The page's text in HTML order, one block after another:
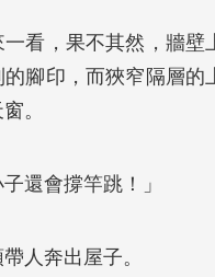
看，果不其然，牆壁
腳印，而狹窄隔層的
窗。
子還會撐竿跳！」
人奔出屋子。